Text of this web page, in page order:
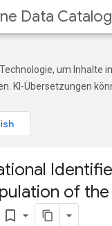
Data Catalog
um Inhalte
KI-Übersetzungen
of
bookmark_border